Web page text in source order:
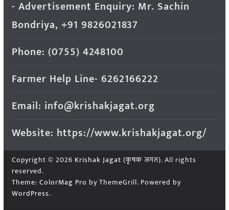
- Advertisement Enquiry: Mr. Sachin
Bondriya, +91 9826021837
Phone: (0755) 4248100
Farmer Help Line- 6262166222
Email: info@krishakjagat.org
Website: https://www.krishakjagat.org/
Copyright © 2026 Krishak Jagat (कृषक जगत). All rights
reserved.
Theme: ColorMag Pro by ThemeGrill. Powered by
WordPress.